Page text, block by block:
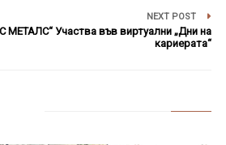
NEXT POST
Участва във виртуални „Дни на
кариерата“